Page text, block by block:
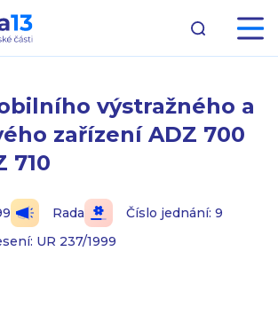
výstražného a
zařízení ADZ 700
710
Rada
Číslo jednání: 9
UR 237/1999